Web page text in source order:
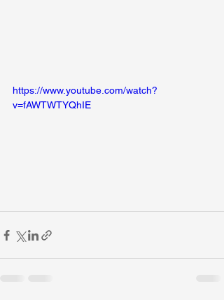
https://www.youtube.com/watch?
v=fAWTWTYQhIE